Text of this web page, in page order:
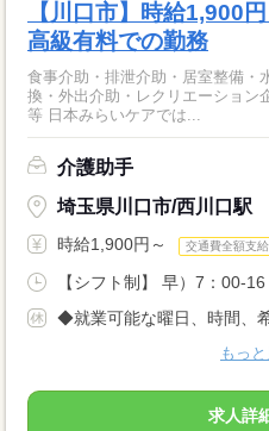
【川口市】時給1,900
高級有料での勤務
食事介助・排泄介助・居室整備・
換・外出介助・レクリエーショ
等 日本みらいケアでは...
介護助手
埼玉県川口市/西川口駅
時給1,900円～ 交通費全額支給
【シフト制】 早）7：00-
◆就業可能な曜日、時間、
もっ
求人詳